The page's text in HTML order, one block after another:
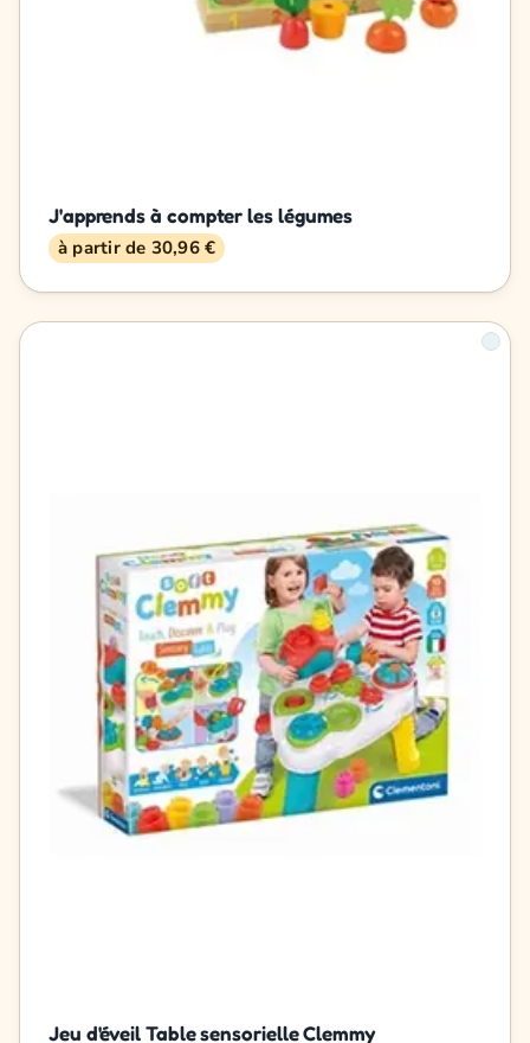
J'apprends à compter les légumes
à partir de 30,96 €
Jeu d'éveil Table sensorielle Clemmy